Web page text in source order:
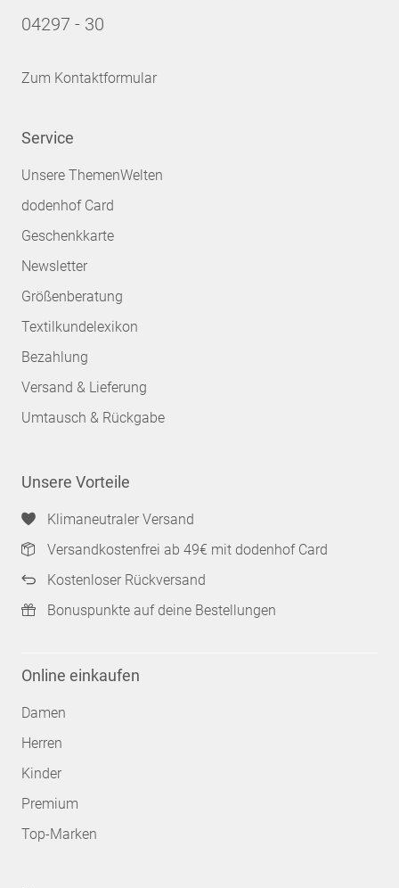
04297 - 30
Zum Kontaktformular
Service
Unsere ThemenWelten
dodenhof Card
Geschenkkarte
Newsletter
Größenberatung
Textilkundelexikon
Bezahlung
Versand & Lieferung
Umtausch & Rückgabe
Unsere Vorteile
Klimaneutraler Versand
Versandkostenfrei ab 49€ mit dodenhof Card
Kostenloser Rückversand
Bonuspunkte auf deine Bestellungen
Online einkaufen
Damen
Herren
Kinder
Premium
Top-Marken